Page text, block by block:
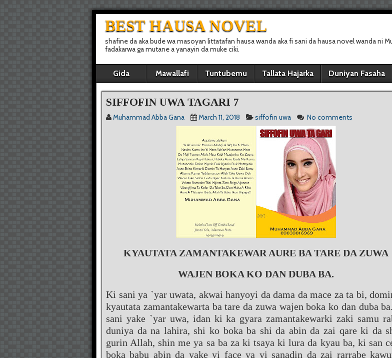
BEST HAUSA NOVEL
shafine da aka bude wa masoyan littatafan hausa wanda aka fi sani da hausa novel wanda ni
fadakarwa ga mutane a yanayin da muke ciki.
Gida Mawallafi Tuntubemu Tallata Hajarka Duniyan Fasaha
SIFFOFIN UWA TAGARI 7
Muhammad Abba Gana March 11, 2018 siffofin uwa No comments
KYAUTATA ZAMANTAKEWAR AURE BA TARE DA ZUWA
WAJEN BOKA KO DAN DUBA BA.
Ki sani ya `yar uwata, akwai hanyoyi da dama da mace za ta bi,
kyautata zamantakewarta ba tare da zuwa wajen boka ko dan duba
sani yake `yar uwa, idan ki ka gyara zamantakewarki zaki samu
duniya da na lahira, shi ko boka ba shi da abin da zai qare ki da
gurin Allah, shin me ya sa ba za ki tsaya ki lura da kyau ba, ki san
boka babu abin da yake yi face ya yi sanadin da zai rarrabe